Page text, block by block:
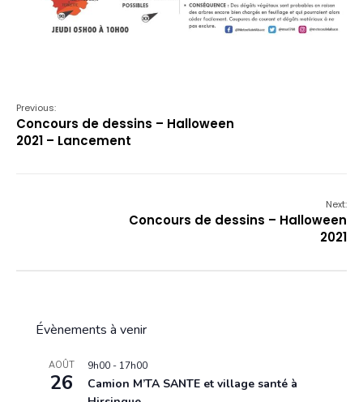
Previous:
Concours de dessins – Halloween
2021 – Lancement
Next:
Concours de dessins – Halloween
2021
Évènements à venir
AOÛT
26
9h00 - 17h00
Camion M’TA SANTE et village santé à